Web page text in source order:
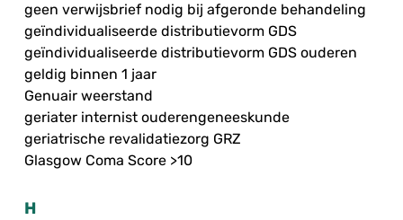
geen verwijsbrief nodig bij afgeronde behandeling
geïndividualiseerde distributievorm GDS
geïndividualiseerde distributievorm GDS ouderen
geldig binnen 1 jaar
Genuair weerstand
geriater internist ouderengeneeskunde
geriatrische revalidatiezorg GRZ
Glasgow Coma Score >10
H